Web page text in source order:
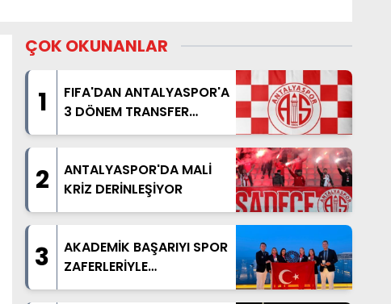
ÇOK OKUNANLAR
1
FIFA'DAN ANTALYASPOR'A
3 DÖNEM TRANSFER
YASAĞI
2
ANTALYASPOR'DA MALİ
KRİZ DERİNLEŞİYOR
3
AKADEMİK BAŞARIYI SPOR
ZAFERLERİYLE
TAÇLANDIRDILAR